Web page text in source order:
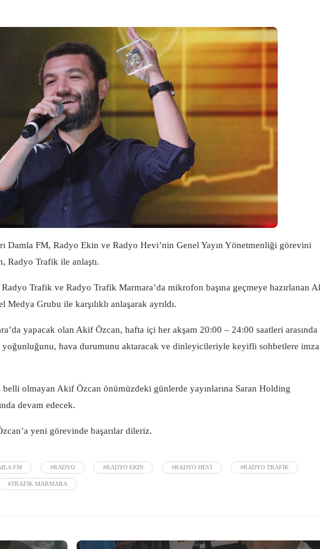
Damla FM, Radyo Ekin ve Radyo Hevi’nin Genel Yayın Yönetmenliği görevini
Radyo Trafik ile anlaştı.
Trafik ve Radyo Trafik Marmara’da mikrofon başına geçmeye hazırlanan
Grubu ile karşılıklı anlaşarak ayrıldı.
yapacak olan Akif Özcan, hafta içi her akşam 20:00 – 24:00 saatleri arasında
hava durumunu aktaracak ve dinleyicileriyle keyifli sohbetlere imza
belli olmayan Akif Özcan önümüzdeki günlerde yayınlarına Saran Holding
devam edecek.
yeni görevinde başarılar dileriz.
FM #RADYO #RADYO EKIN #RADYO HEVI #RADYO TRAFIK
#TRAFIK MARMARA